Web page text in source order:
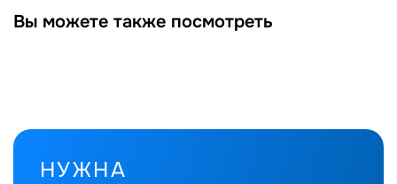
Вы можете также посмотреть
НУЖНА